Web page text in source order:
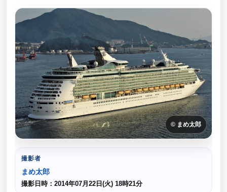
© まめ太郎
撮影者
まめ太郎
撮影日時：2014年07月22日(火) 18時21分